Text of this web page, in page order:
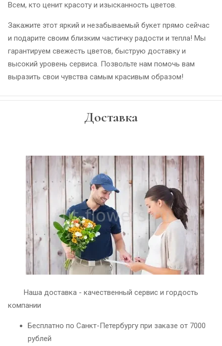
Всем, кто ценит красоту и изысканность цветов.
Закажите этот яркий и незабываемый букет прямо сейчас
и подарите своим близким частичку радости и тепла! Мы
гарантируем свежесть цветов, быструю доставку и
высокий уровень сервиса. Позвольте нам помочь вам
выразить свои чувства самым красивым образом!
Доставка
Наша доставка - качественный сервис и гордость
компании
Бесплатно по Санкт-Петербургу при заказе от 7000
рублей